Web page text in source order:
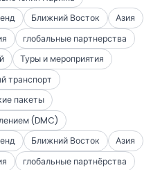
Ближний Восток
Азия
глобальные партнерства
Туры и мероприятия
транспорт
пакеты
(DMC)
Ближний Восток
Азия
глобальные партнёрства